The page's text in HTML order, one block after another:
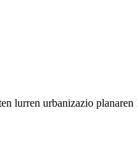
lurren urbanizazio planaren